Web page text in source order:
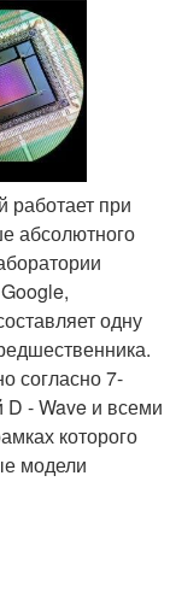
работает при
абсолютного
одну
согласно 7-
- Wave и всеми
которого
модели